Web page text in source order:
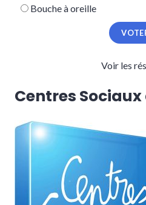
Bouche à oreille
Voir les
Centres